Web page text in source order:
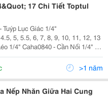
17 Chi Tiết Toptul
Lục Giác 1/4"
5, 5.5, 6, 7, 8, 9, 10, 11, 12, 13
1/4" Caha0840 - Cần Nối 1/4" - L
Chữ T 1/4" Ctck0811 - Cần
Cần Xiết Lực 1/4" 36...
>1 năm
Nếp Nhăn Giữa Hai Cung